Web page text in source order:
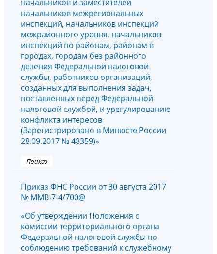
начальников и заместителей
начальников межрегиональных
инспекций, начальников инспекций
межрайонного уровня, начальников
инспекций по районам, районам в
городах, городам без районного
деления Федеральной налоговой
службы, работников организаций,
созданных для выполнения задач,
поставленных перед Федеральной
налоговой службой, и урегулированию
конфликта интересов
(Зарегистрировано в Минюсте России
28.09.2017 № 48359)»
Приказ
Приказ ФНС России от 30 августа 2017
№ ММВ-7-4/700@
«Об утверждении Положения о
комиссии территориального органа
Федеральной налоговой службы по
соблюдению требований к служебному